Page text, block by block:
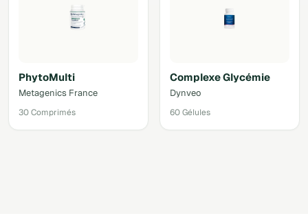
PhytoMulti
Metagenics France
30 Comprimés
Complexe Glycémie
Dynveo
60 Gélules